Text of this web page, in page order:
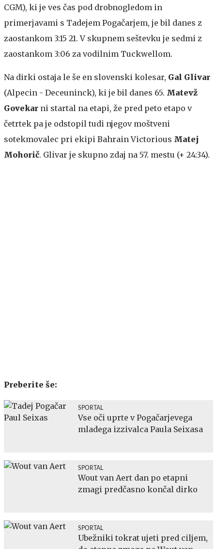
CGM), ki je ves čas pod drobnogledom in
primerjavami s Tadejem Pogačarjem, je bil danes z
zaostankom 3:15 21. V skupnem seštevku je sedmi z
zaostankom 3:06 za vodilnim Tuckwellom.
Na dirki ostaja le še en slovenski kolesar, Gal Glivar
(Alpecin - Deceuninck), ki je bil danes 65. Matevž
Govekar ni startal na etapi, že pred peto etapo v
četrtek pa je odstopil tudi njegov moštveni
sotekmovalec pri ekipi Bahrain Victorious Matej
Mohorič. Glivar je skupno zdaj na 57. mestu (+ 24:34).
Preberite še:
SPORTAL
Vse oči uprte v Pogačarjevega
mladega izzivalca Paula Seixasa
SPORTAL
Wout van Aert dan po etapni
zmagi predčasno končal dirko
SPORTAL
Ubežniki tokrat ujeti pred ciljem,